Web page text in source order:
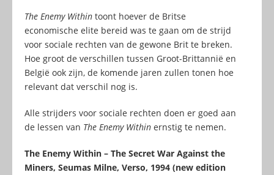
The Enemy Within toont hoever de Britse
economische elite bereid was te gaan om de strijd
voor sociale rechten van de gewone Brit te breken.
Hoe groot de verschillen tussen Groot-Brittannië en
België ook zijn, de komende jaren zullen tonen hoe
relevant dat verschil nog is.
Alle strijders voor sociale rechten doen er goed aan
de lessen van The Enemy Within ernstig te nemen.
The Enemy Within – The Secret War Against the
Miners, Seumas Milne, Verso, 1994 (new edition